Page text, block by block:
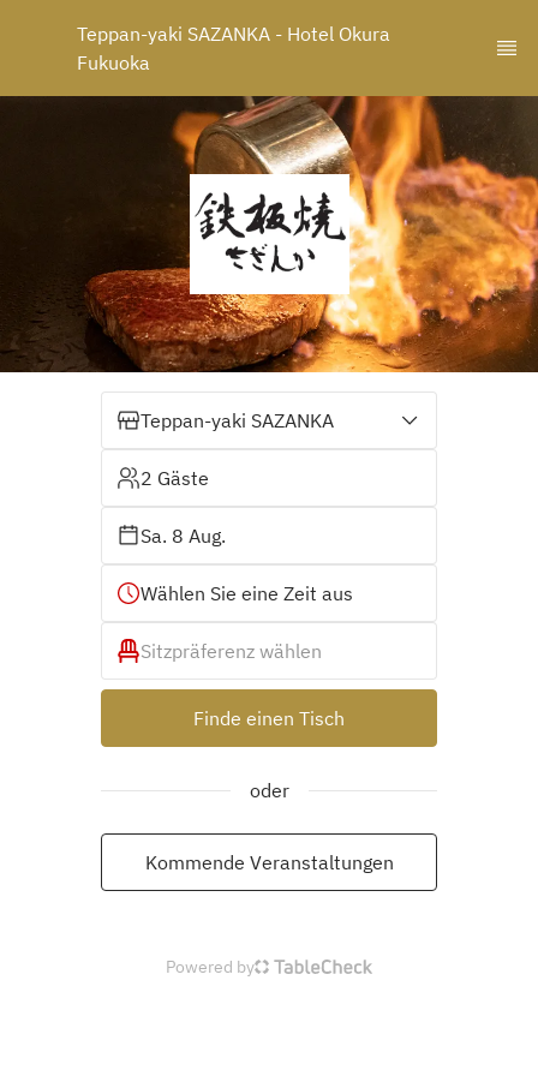
Teppan-yaki SAZANKA - Hotel Okura
Fukuoka
Teppan-yaki SAZANKA
2 Gäste
Sa. 8 Aug.
Wählen Sie eine Zeit aus
Sitzpräferenz wählen
Finde einen Tisch
oder
Kommende Veranstaltungen
Powered by